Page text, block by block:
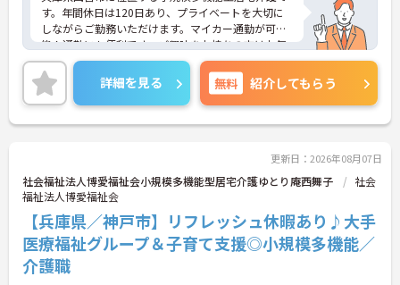
す。年間休日は120日あり、プライベートを大切に
しながらご勤務いただけます。マイカー通勤が可
能！通勤にも便利です。ご興味をお持ちの方はお気
軽にお問い合わせください。
詳細を見る 無料 紹介してもらう
更新日：2026年08月07日
社会福祉法人博愛福祉会小規模多機能型居宅介護ゆとり庵西舞子
社会
福祉法人博愛福祉会
【兵庫県／神戸市】リフレッシュ休暇あり♪大手
医療福祉グループ＆子育て支援◎小規模多機能／
介護職